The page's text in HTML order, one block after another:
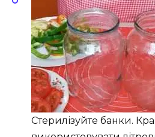
Стерилізуйте банки.